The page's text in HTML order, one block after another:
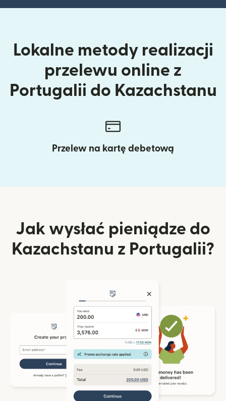
Lokalne metody realizacji
przelewu online z
Portugalii do Kazachstanu
Przelew na kartę debetową
Jak wysłać pieniądze do
Kazachstanu z Portugalii?